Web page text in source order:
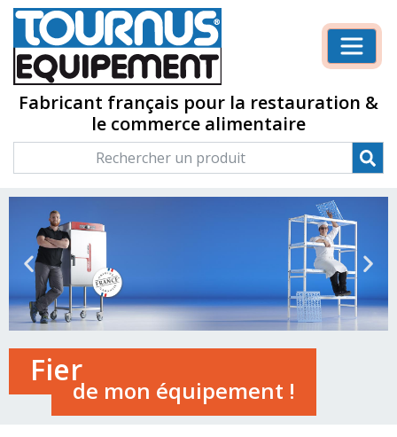
Fabricant français pour la restauration &
le commerce alimentaire
Fier
de mon équipement !